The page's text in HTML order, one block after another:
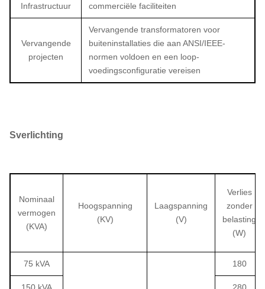
Infrastructuur
commerciële faciliteiten
Vervangende
projecten
Vervangende transformatoren voor
buiteninstallaties die aan ANSI/IEEE-
normen voldoen en een loop-
voedingsconfiguratie vereisen
Sverlichting
Nominaal
vermogen
(KVA)
Hoogspanning
(KV)
Laagspanning
(V)
Verlies
zonder
belasting
(W)
75 kVA 180
150 kVA 280